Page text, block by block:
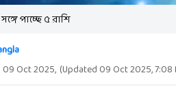
পাচ্ছে ৫ রাশি
09 Oct 2025, (Updated 09 Oct 2025, 7:08